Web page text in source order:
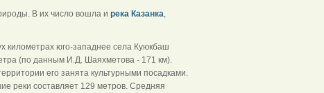
В их число вошла и река Казанка,
километрах юго-западнее села Куюкбаш
(по данным И.Д. Шаяхметова - 171 км).
его занята культурными посадками.
реки составляет 129 метров. Средняя